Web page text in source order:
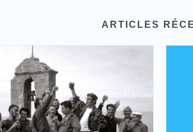
ARTICLES